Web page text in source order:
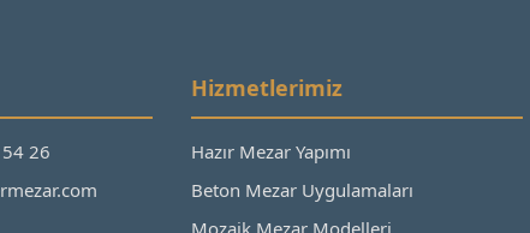
26
Hizmetlerimiz
Hazır Mezar Yapımı
Beton Mezar Uygulamaları